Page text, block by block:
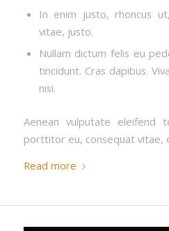
In enim justo, rhoncus
vitae, justo.
Nullam dictum felis eu
tincidunt. Cras dapibus.
nisi.
Aenean vulputate eleifend
porttitor eu, consequat vitae,
Read more